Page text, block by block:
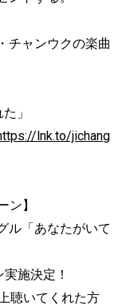
チャンウクの楽曲
」
lnk.to/jichang
ン】
「あなたがいて
施決定！
聴いてくれた方